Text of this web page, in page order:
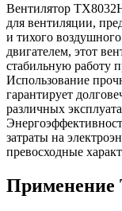
Вентилятор
для вентиляции,
и тихого
двигателем, этот
стабильную работу
Использование
гарантирует
различных
затраты на
превосходные
Применение